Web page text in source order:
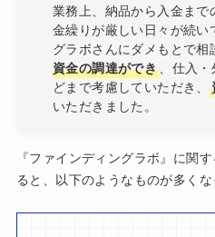
業務上、納品から入金ま
金繰りが厳しい日々が続
グラボさんにダメもとで相
資金の調達ができ、仕入
どまで考慮していただき、
いただきました。
『ファインディングラボ』に関
ると、以下のようなものが多くな